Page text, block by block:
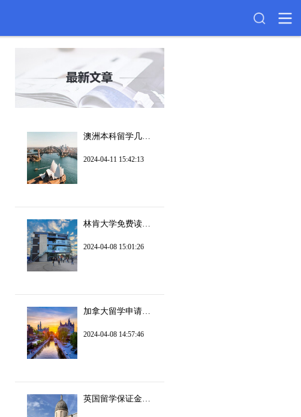
澳洲本科留学几年？
2024-04-11 15:42:13
林肯大学免费读硕士吗?
2024-04-08 15:01:26
加拿大留学申请条件和费用是什么？
2024-04-08 14:57:46
英国留学保证金需要多少钱？